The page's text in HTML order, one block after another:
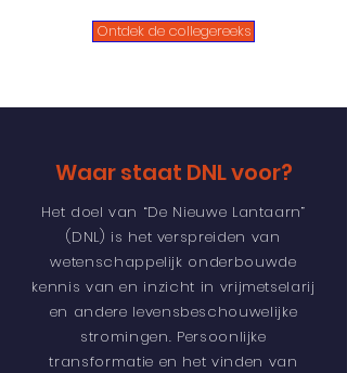
Ontdek de collegereeks
Waar staat DNL voor?
Het doel van “De Nieuwe Lantaarn”
(DNL) is het verspreiden van
wetenschappelijk onderbouwde
kennis van en inzicht in vrijmetselarij
en andere levensbeschouwelijke
stromingen. Persoonlijke
transformatie en het vinden van